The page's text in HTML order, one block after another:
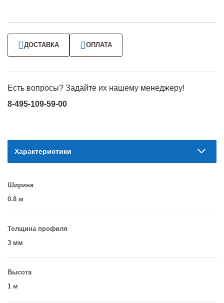
ДОСТАВКА ОПЛАТА
Есть вопросы? Задайте их нашему менеджеру!
8-495-109-59-00
Характеристики
Ширина
0.8 м
Толщина профиля
3 мм
Высота
1 м